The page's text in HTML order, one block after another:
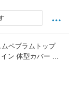
ムペプラムトップ
ン 体型カバー 着
レディース 2026
rp】【予約販売：
送料無料】宅込